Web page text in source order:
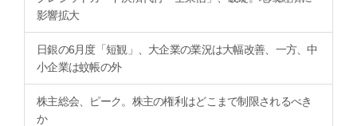
影響拡大
日銀の6月度「短観」、大企業の業況は大幅改善、一方、中
小企業は蚊帳の外
株主総会、ピーク。株主の権利はどこまで制限されるべき
か